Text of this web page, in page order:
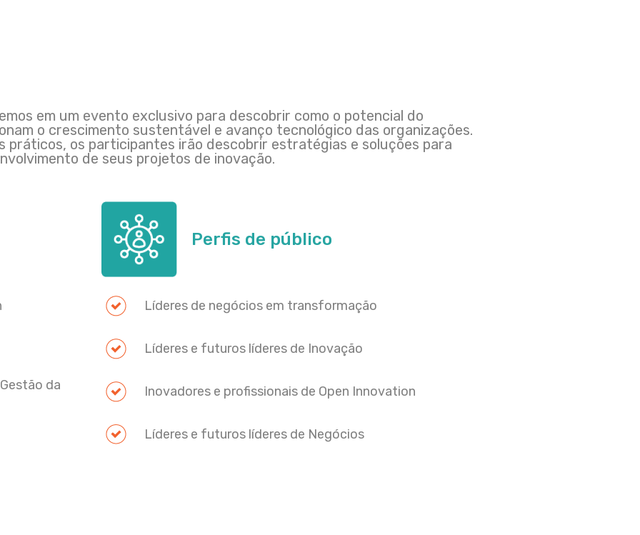
em um evento exclusivo para descobrir como o potencial do
o crescimento sustentável e avanço tecnológico das organizações.
práticos, os participantes irão descobrir estratégias e soluções para
de seus projetos de inovação.
da
Perfis de público
Líderes de negócios em transformação
Líderes e futuros líderes de Inovação
Inovadores e profissionais de Open Innovation
Líderes e futuros líderes de Negócios